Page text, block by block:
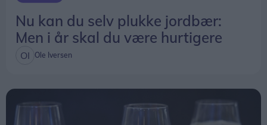
Nu kan du selv plukke jordbær:
Men i år skal du være hurtigere
Ole Iversen